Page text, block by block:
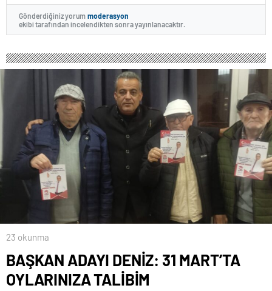
Gönderdiğiniz yorum moderasyon
ekibi tarafından incelendikten sonra yayınlanacaktır.
23 okunma
BAŞKAN ADAYI DENİZ: 31 MART’TA
OYLARINIZA TALİBİM